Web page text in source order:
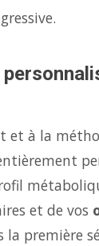
et à la
et de vos
la première